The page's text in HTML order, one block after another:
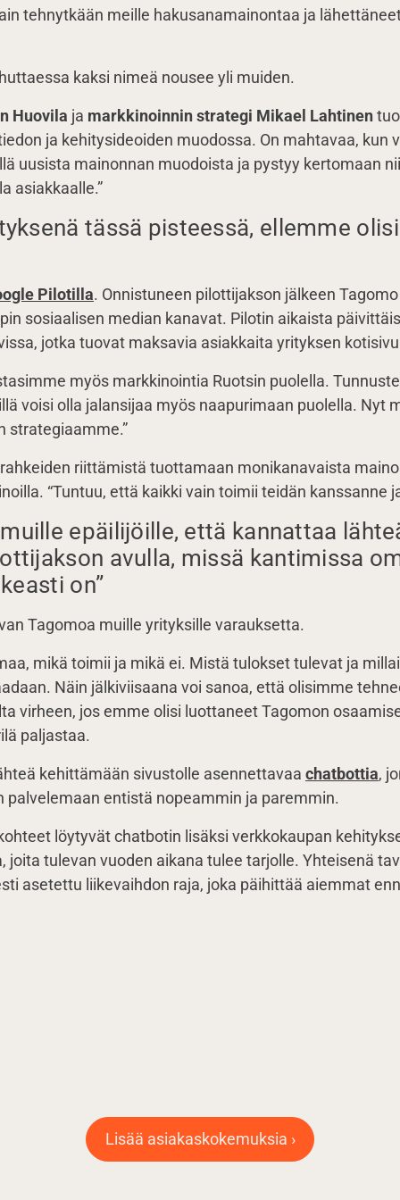
tehnytkään meille hakusanamainontaa ja lähettäneet
kaksi nimeä nousee yli muiden.
Huovila ja markkinoinnin strategi Mikael Lahtinen
ja kehitysideoiden muodossa. On mahtavaa, kun
uusista mainonnan muodoista ja pystyy kertomaan
asiakkaalle.”
tässä pisteessä, ellemme
Pilotilla. Onnistuneen pilottijakson jälkeen
sosiaalisen median kanavat. Pilotin aikaista
jotka tuovat maksavia asiakkaita yrityksen
myös markkinointia Ruotsin puolella.
voisi olla jalansijaa myös naapurimaan puolella. Nyt
strategiaamme.”
riittämistä tuottamaan monikanavaista
“Tuntuu, että kaikki vain toimii teidän kanssanne
epäilijöille, että kannattaa
avulla, missä kantimissa
on”
Tagomoa muille yrityksille varauksetta.
mikä toimii ja mikä ei. Mistä tulokset tulevat ja
Näin jälkiviisaana voi sanoa, että olisimme
virheen, jos emme olisi luottaneet Tagomon
paljastaa.
kehittämään sivustolle asennettavaa chatbottia,
palvelemaan entistä nopeammin ja paremmin.
löytyvät chatbotin lisäksi verkkokaupan
joita tulevan vuoden aikana tulee tarjolle. Yhteisenä
asetettu liikevaihdon raja, joka päihittää aiemmat
Lisää asiakaskokemuksia ›